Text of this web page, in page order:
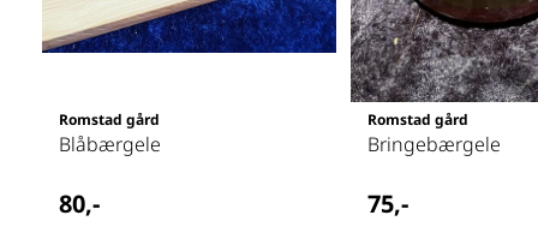
Romstad gård
Blåbærgele
80,-
Romstad gård
Bringebærgele
75,-